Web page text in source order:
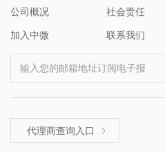
公司概况 社会责任
加入中微 联系我们
输入您的邮箱地址订阅电子报
代理商查询入口 